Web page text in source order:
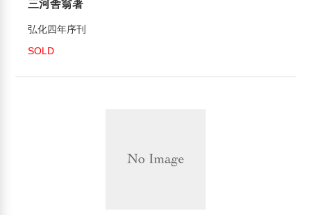
三河舎翁著
弘化四年序刊
SOLD